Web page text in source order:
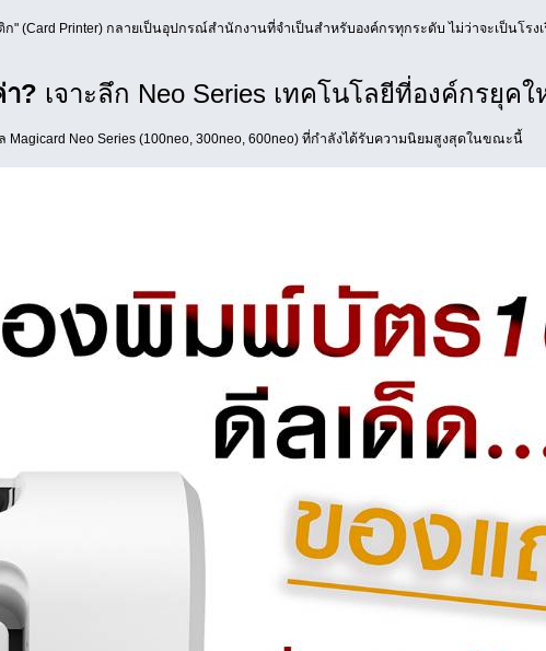
Printer) กลายเป็นอุปกรณ์สำนักงานที่จำเป็นสำหรับองค์กรทุกระดับ ไม่ว่าจะเป็นโร
? เจาะลึก Neo Series เทคโนโลยีที่องค์กรยุคใ
Neo Series (100neo, 300neo, 600neo) ที่กำลังได้รับความนิยมสูงสุดในขณะนี้